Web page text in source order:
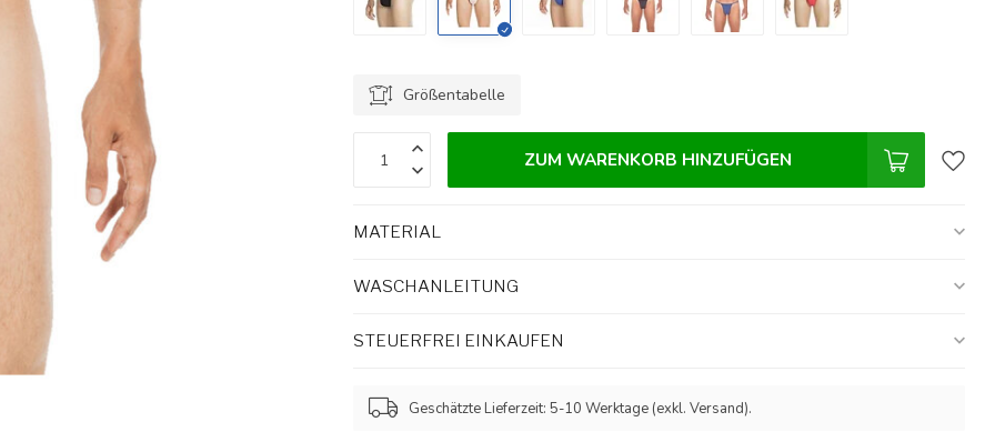
Größentabelle
ZUM WARENKORB HINZUFÜGEN
MATERIAL
WASCHANLEITUNG
STEUERFREI EINKAUFEN
Geschätzte Lieferzeit: 5-10 Werktage (exkl. Versand).